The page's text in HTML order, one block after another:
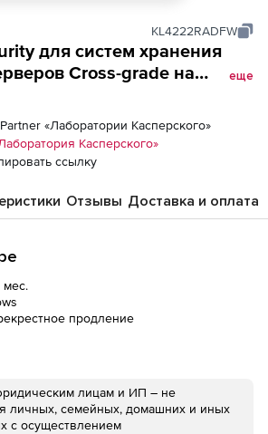
KL4222RADFW
для систем хранения
Cross-grade на
еще
«Лаборатории Касперского»
Касперского»
ссылку
Отзывы Доставка и оплата
мес.
продление
лицам и ИП – не
личных, семейных, домашних и иных
с осуществлением